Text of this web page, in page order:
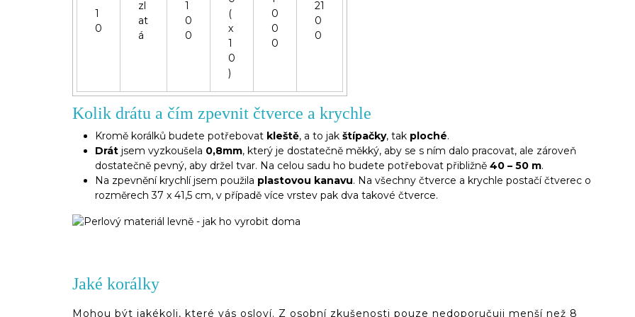
1
0
zl
at
á
1
0
0
(
x
1
0
)
0
0
0
21
0
0
Kolik drátu a čím zpevnit čtverce a krychle
Kromě korálků budete potřebovat kleště, a to jak štípačky, tak ploché.
Drát jsem vyzkoušela 0,8mm, který je dostatečně měkký, aby se s ním dalo pracovat, ale zároveň
dostatečně pevný, aby držel tvar. Na celou sadu ho budete potřebovat přibližně 40 – 50 m.
Na zpevnění krychlí jsem použila plastovou kanavu. Na všechny čtverce a krychle postačí čtverec o
rozměrech 37 x 41,5 cm, v případě více vrstev pak dva takové čtverce.
Jaké korálky
Mohou být jakékoli, které vás osloví. Z osobní zkušenosti pouze nedoporučuji menší než 8